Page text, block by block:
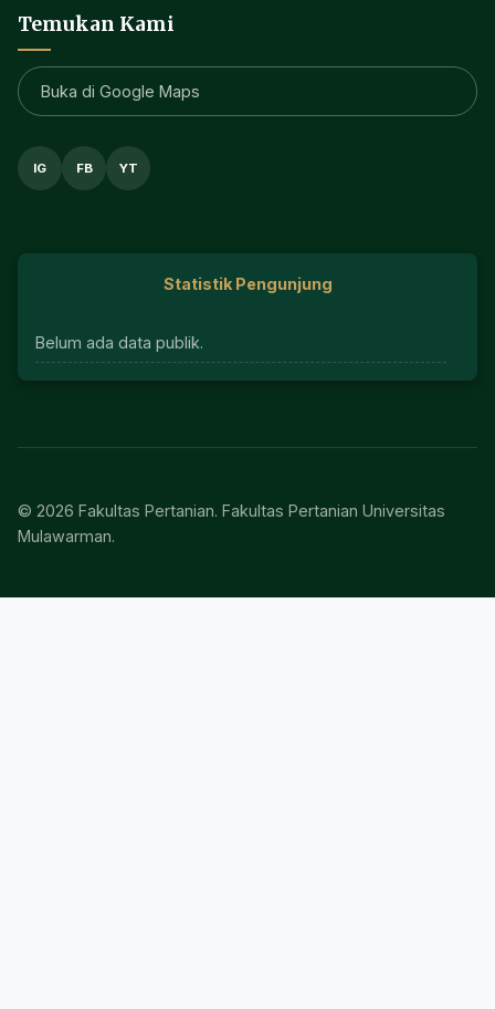
Temukan Kami
Buka di Google Maps
IG FB YT
Statistik Pengunjung
Belum ada data publik.
© 2026 Fakultas Pertanian. Fakultas Pertanian Universitas
Mulawarman.